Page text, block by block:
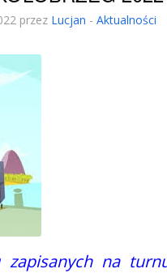
przez Lucjan - Aktualności
zapisanych na